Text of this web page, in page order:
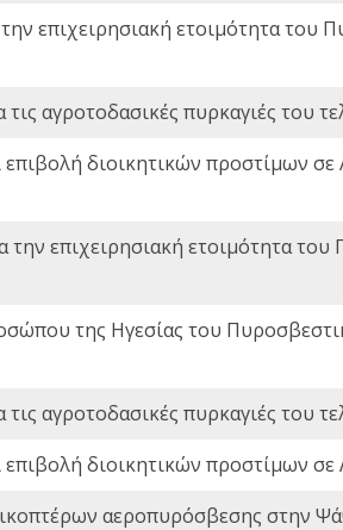
επιχειρησιακή ετοιμότητα
τις αγροτοδασικές πυρκαγιές
επιβολή διοικητικών προστίμων
την επιχειρησιακή ετοιμότητα
της Ηγεσίας του
τις αγροτοδασικές πυρκαγιές
επιβολή διοικητικών προστίμων
αεροπυρόσβεσης στην